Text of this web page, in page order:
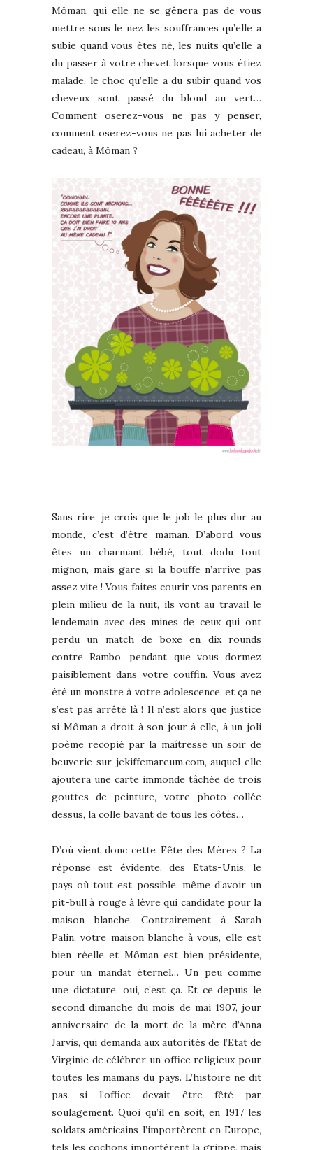
Môman, qui elle ne se gênera pas de vous
mettre sous le nez les souffrances qu’elle a
subie quand vous êtes né, les nuits qu’elle a
du passer à votre chevet lorsque vous étiez
malade, le choc qu’elle a du subir quand vos
cheveux sont passé du blond au vert…
Comment oserez-vous ne pas y penser,
comment oserez-vous ne pas lui acheter de
cadeau, à Môman ?
Sans rire, je crois que le job le plus dur au
monde, c’est d’être maman. D’abord vous
êtes un charmant bébé, tout dodu tout
mignon, mais gare si la bouffe n’arrive pas
assez vite ! Vous faites courir vos parents en
plein milieu de la nuit, ils vont au travail le
lendemain avec des mines de ceux qui ont
perdu un match de boxe en dix rounds
contre Rambo, pendant que vous dormez
paisiblement dans votre couffin. Vous avez
été un monstre à votre adolescence, et ça ne
s’est pas arrêté là ! Il n’est alors que justice
si Môman a droit à son jour à elle, à un joli
poème recopié par la maîtresse un soir de
beuverie sur jekiffemareum.com, auquel elle
ajoutera une carte immonde tâchée de trois
gouttes de peinture, votre photo collée
dessus, la colle bavant de tous les côtés…
D’où vient donc cette Fête des Mères ? La
réponse est évidente, des Etats-Unis, le
pays où tout est possible, même d’avoir un
pit-bull à rouge à lèvre qui candidate pour la
maison blanche. Contrairement à Sarah
Palin, votre maison blanche à vous, elle est
bien réelle et Môman est bien présidente,
pour un mandat éternel… Un peu comme
une dictature, oui, c’est ça. Et ce depuis le
second dimanche du mois de mai 1907, jour
anniversaire de la mort de la mère d’Anna
Jarvis, qui demanda aux autorités de l’Etat de
Virginie de célébrer un office religieux pour
toutes les mamans du pays. L’histoire ne dit
pas si l’office devait être fêté par
soulagement. Quoi qu’il en soit, en 1917 les
soldats américains l’importèrent en Europe,
tels les cochons importèrent la grippe, mais